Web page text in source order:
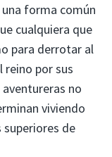
forma común
cualquiera que
para derrotar al
por sus
no
viviendo
superiores de